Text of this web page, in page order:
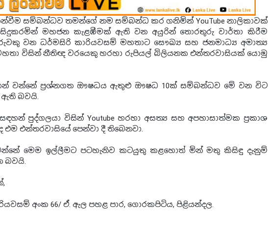
සම්බන්ධව තමන්ගේ නම සම්බන්ධ කර ගනිමින් YouTube නාලිකාවක්
සිදුකරමින් මහජන කැළඹීමක් ඇති වන අයුරින් තොරතුරු වාර්තා කිරීම
වන ධර්මසිරි කාරියවසම් මහතාට සෞඛ්‍ය සහ ජනමාධ්‍ය අමාත්‍ය
විසින් නීතිඥ වරයෙකු හරහා රුපියල් බිලියනක එන්තරවාසියක් යොමු
වන්නේ ප්‍රශ්නගත ඖෂධය ඇතුළු ඖෂධ 10ක් සම්බන්ධව මේ වන විට
බවයි.
පුද්ගලයා විසින් Youtube හරහා අසත්‍ය සහ අපහාසාත්මක ප්‍රකාශ
එන්තරවාසියේ පෙන්වා දී තිබෙනවා.
මෙම ඉල්ලීමට පටහැනිව කටයුතු කළහොත් මින් මතු කිසිඳු දැනුම්
බවයි.
අංක 66/ ඒ. ඇල පහළ පාර, ගොරකපිටිය, පිළියන්දල.